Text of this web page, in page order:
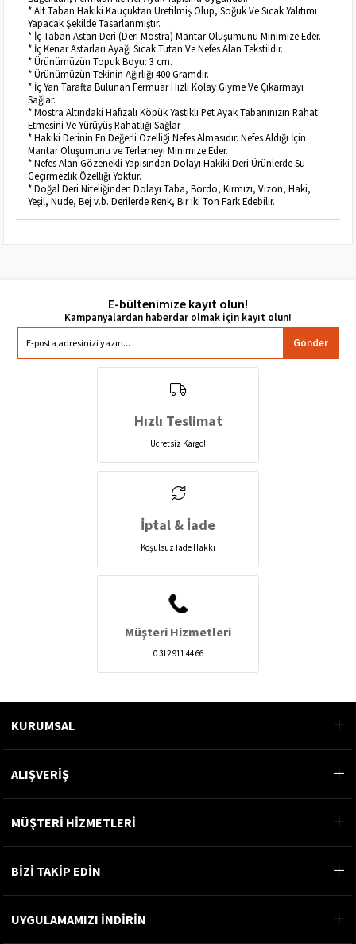
* Alt Taban Hakiki Kauçuktan Üretilmiş Olup, Soğuk Ve Sıcak Yalıtımı
Yapacak Şekilde Tasarlanmıştır.
* İç Taban Astarı Deri (Deri Mostra) Mantar Oluşumunu Minimize Eder.
* İç Kenar Astarları Ayağı Sıcak Tutan Ve Nefes Alan Tekstildir.
* Ürünümüzün Topuk Boyu: 3 cm.
* Ürünümüzün Tekinin Ağırlığı 400 Gramdır.
* İç Yan Tarafta Bulunan Fermuar Hızlı Kolay Giyme Ve Çıkarmayı
Sağlar.
* Mostra Altındaki Hafızalı Köpük Yastıklı Pet Ayak Tabanınızın Rahat
Etmesini Ve Yürüyüş Rahatlığı Sağlar
* Hakiki Derinin En Değerli Özelliği Nefes Almasıdır. Nefes Aldığı İçin
Mantar Oluşumunu ve Terlemeyi Minimize Eder.
* Nefes Alan Gözenekli Yapısından Dolayı Hakiki Deri Ürünlerde Su
Geçirmezlik Özelliği Yoktur.
* Doğal Deri Niteliğinden Dolayı Taba, Bordo, Kırmızı, Vizon, Haki,
Yeşil, Nude, Bej v.b. Derilerde Renk, Bir iki Ton Fark Edebilir.
E-bültenimize kayıt olun!
Gönder
Hızlı Teslimat
Ücretsiz Kargo!
İptal & İade
Koşulsuz İade Hakkı
Müşteri Hizmetleri
0 312 911 44 66
KURUMSAL
ALIŞVERİŞ
MÜŞTERİ HİZMETLERİ
BİZİ TAKİP EDİN
UYGULAMAMIZI İNDİRİN